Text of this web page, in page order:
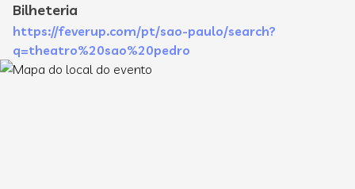
Bilheteria
https://feverup.com/pt/sao-paulo/search?
q=theatro%20sao%20pedro